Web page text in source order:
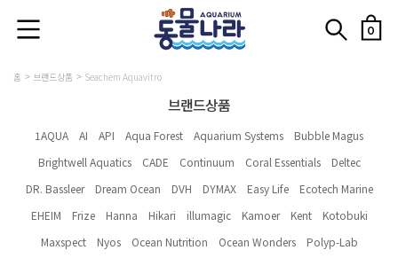
0
홈 브랜드상품 Seachem Aquavitro
브랜드상품
1AQUA AI API Aqua Forest Aquarium Systems
Bubble Magus
Brightwell Aquatics
CADE Continuum Coral Essentials
Deltec
DR. Bassleer
Dream Ocean DVH DYMAX Easy Life
Ecotech Marine
EHEIM
Frize Hanna Hikari illumagic Kamoer Kent
Kotobuki
Maxspect
Nyos Ocean Nutrition Ocean Wonders
Polyp-Lab